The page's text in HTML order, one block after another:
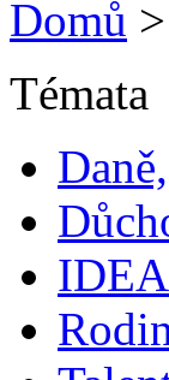
Domů >
Témata